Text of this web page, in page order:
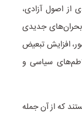
از اصول آزادی،
بحران‌های جدیدی
افزایش تبعیض
سیاسی و
که از آن جمله